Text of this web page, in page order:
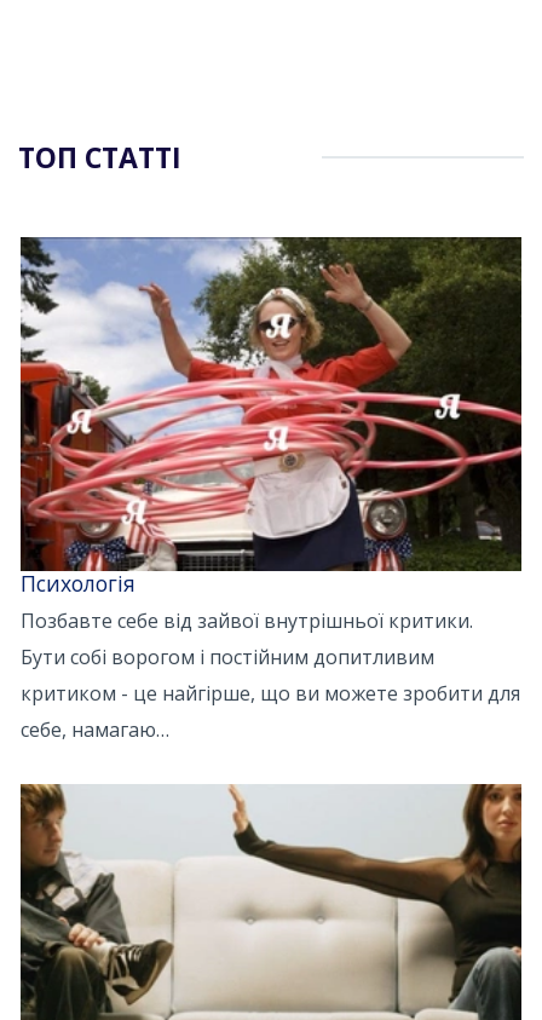
ТОП СТАТТІ
Психологія
Позбавте себе від зайвої внутрішньої критики.
Бути собі ворогом і постійним допитливим
критиком - це найгірше, що ви можете зробити для
себе, намагаю…